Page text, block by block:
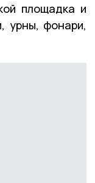
площадка и
урны, фонари,